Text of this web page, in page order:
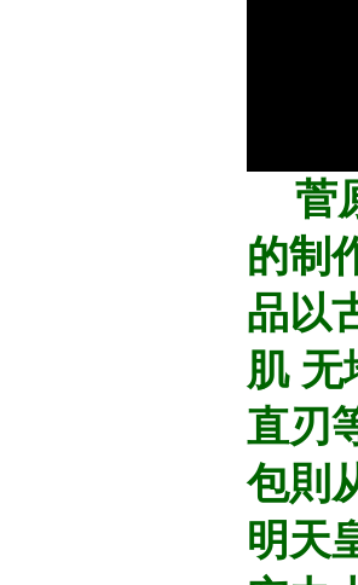
菅
的制
品以
肌 无
直刃
包則
明天